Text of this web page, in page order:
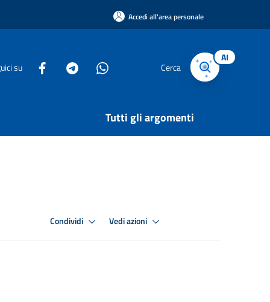
Accedi all'area personale
su Cerca
AI
Tutti gli argomenti
Condividi Vedi azioni